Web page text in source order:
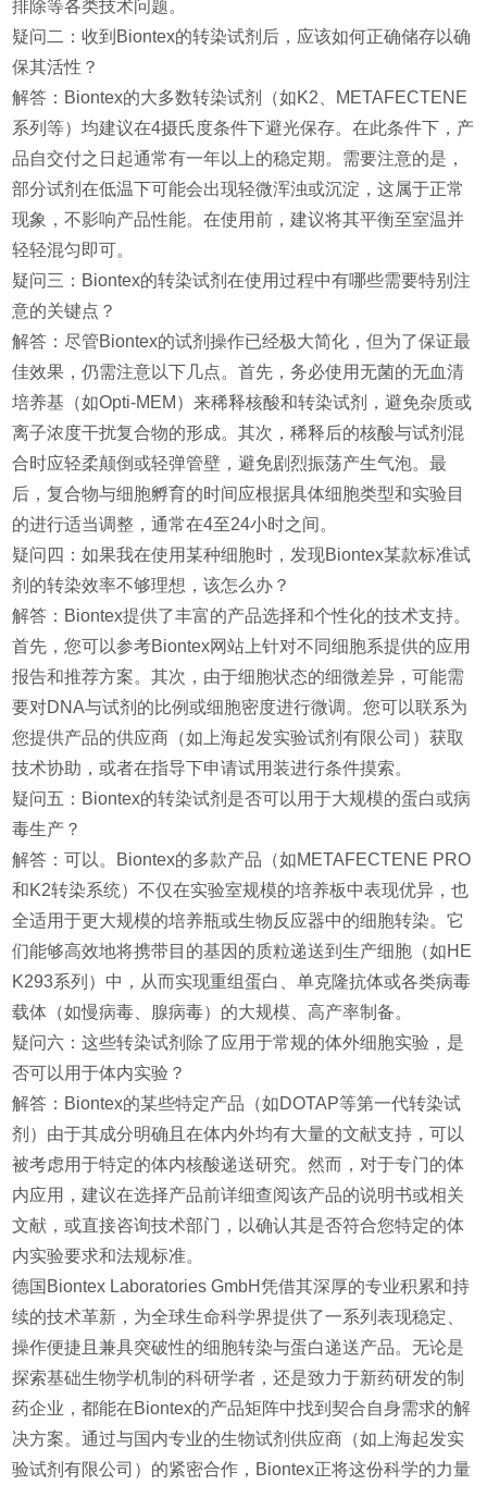
排除等各类技术问题。
疑问二：收到Biontex的转染试剂后，应该如何正确储存以确
保其活性？
解答：Biontex的大多数转染试剂（如K2、METAFECTENE
系列等）均建议在4摄氏度条件下避光保存。在此条件下，产
品自交付之日起通常有一年以上的稳定期。需要注意的是，
部分试剂在低温下可能会出现轻微浑浊或沉淀，这属于正常
现象，不影响产品性能。在使用前，建议将其平衡至室温并
轻轻混匀即可。
疑问三：Biontex的转染试剂在使用过程中有哪些需要特别注
意的关键点？
解答：尽管Biontex的试剂操作已经极大简化，但为了保证最
佳效果，仍需注意以下几点。首先，务必使用无菌的无血清
培养基（如Opti-MEM）来稀释核酸和转染试剂，避免杂质或
离子浓度干扰复合物的形成。其次，稀释后的核酸与试剂混
合时应轻柔颠倒或轻弹管壁，避免剧烈振荡产生气泡。最
后，复合物与细胞孵育的时间应根据具体细胞类型和实验目
的进行适当调整，通常在4至24小时之间。
疑问四：如果我在使用某种细胞时，发现Biontex某款标准试
剂的转染效率不够理想，该怎么办？
解答：Biontex提供了丰富的产品选择和个性化的技术支持。
首先，您可以参考Biontex网站上针对不同细胞系提供的应用
报告和推荐方案。其次，由于细胞状态的细微差异，可能需
要对DNA与试剂的比例或细胞密度进行微调。您可以联系为
您提供产品的供应商（如上海起发实验试剂有限公司）获取
技术协助，或者在指导下申请试用装进行条件摸索。
疑问五：Biontex的转染试剂是否可以用于大规模的蛋白或病
毒生产？
解答：可以。Biontex的多款产品（如METAFECTENE PRO
和K2转染系统）不仅在实验室规模的培养板中表现优异，也
全适用于更大规模的培养瓶或生物反应器中的细胞转染。它
们能够高效地将携带目的基因的质粒递送到生产细胞（如HE
K293系列）中，从而实现重组蛋白、单克隆抗体或各类病毒
载体（如慢病毒、腺病毒）的大规模、高产率制备。
疑问六：这些转染试剂除了应用于常规的体外细胞实验，是
否可以用于体内实验？
解答：Biontex的某些特定产品（如DOTAP等第一代转染试
剂）由于其成分明确且在体内外均有大量的文献支持，可以
被考虑用于特定的体内核酸递送研究。然而，对于专门的体
内应用，建议在选择产品前详细查阅该产品的说明书或相关
文献，或直接咨询技术部门，以确认其是否符合您特定的体
内实验要求和法规标准。
德国Biontex Laboratories GmbH凭借其深厚的专业积累和持
续的技术革新，为全球生命科学界提供了一系列表现稳定、
操作便捷且兼具突破性的细胞转染与蛋白递送产品。无论是
探索基础生物学机制的科研学者，还是致力于新药研发的制
药企业，都能在Biontex的产品矩阵中找到契合自身需求的解
决方案。通过与国内专业的生物试剂供应商（如上海起发实
验试剂有限公司）的紧密合作，Biontex正将这份科学的力量